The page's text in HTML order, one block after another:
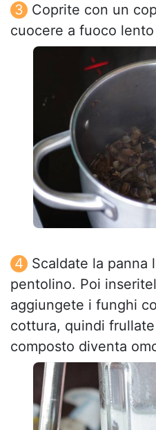
Coprite con un
cuocere a fuoco
Scaldate la panna
pentolino. Poi
aggiungete i funghi
cottura, quindi
composto diventa